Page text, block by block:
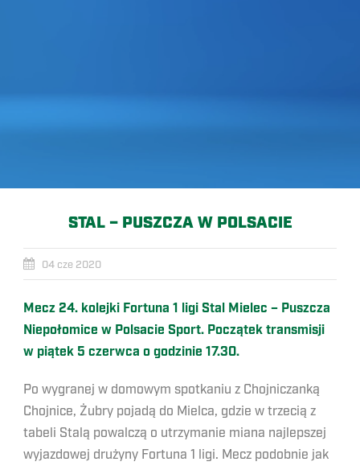
STAL – PUSZCZA W POLSACIE
04 cze 2020
Mecz 24. kolejki Fortuna 1 ligi Stal Mielec – Puszcza
Niepołomice w Polsacie Sport. Początek transmisji
w piątek 5 czerwca o godzinie 17.30.
Po wygranej w domowym spotkaniu z Chojniczanką
Chojnice, Żubry pojadą do Mielca, gdzie w trzecią z
tabeli Stalą powalczą o utrzymanie miana najlepszej
wyjazdowej drużyny Fortuna 1 ligi. Mecz podobnie jak